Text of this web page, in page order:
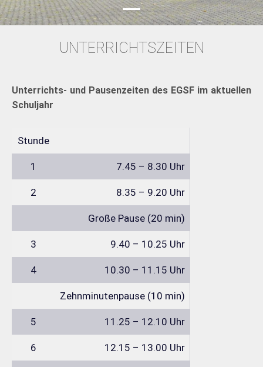
UNTERRICHTSZEITEN
Unterrichts- und Pausenzeiten des EGSF im aktuellen
Schuljahr
Stunde
1 7.45 – 8.30 Uhr
2 8.35 – 9.20 Uhr
Große Pause (20 min)
3 9.40 – 10.25 Uhr
4 10.30 – 11.15 Uhr
Zehnminutenpause (10 min)
5 11.25 – 12.10 Uhr
6 12.15 – 13.00 Uhr